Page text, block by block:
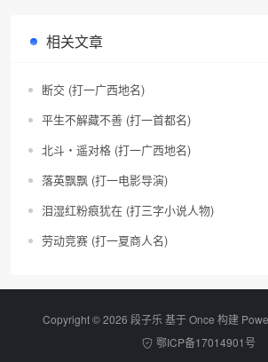
相关文章
断交 (打一广西地名)
平生不解藏不善 (打一首都名)
北斗・遥对格 (打一广西地名)
落英飘飘 (打一电影导演)
泪湿红粉痕犹在 (打三字小说人物)
劳动竞赛 (打一夏商人名)
Copyright © 2026 段子乐 基于 Once 构建
鄂ICP备17014901号